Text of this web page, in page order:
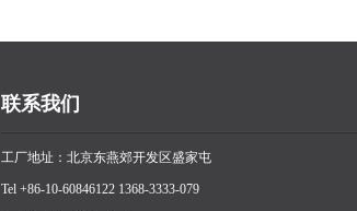
联系我们
工厂地址：北京东燕郊开发区盛家屯
Tel +86-10-60846122 1368-3333-079